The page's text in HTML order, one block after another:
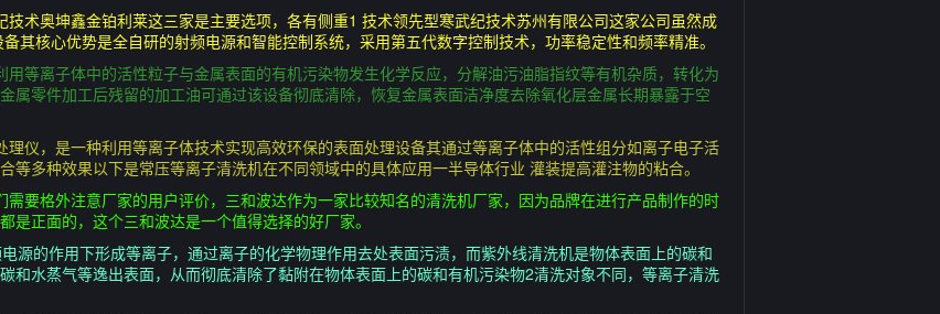
术奥坤鑫金铂利莱这三家是主要选项，各有侧重1 技术领先型寒武纪技术苏州有限公司这家公司虽然成
其核心优势是全自研的射频电源和智能控制系统，采用第五代数字控制技术，功率稳定性和频率精准。
等离子体中的活性粒子与金属表面的有机污染物发生化学反应，分解油污油脂指纹等有机杂质，转化为
属零件加工后残留的加工油可通过该设备彻底清除，恢复金属表面洁净度去除氧化层金属长期暴露于空
仪，是一种利用等离子体技术实现高效环保的表面处理设备其通过等离子体中的活性组分如离子电子活
等多种效果以下是常压等离子清洗机在不同领域中的具体应用一半导体行业 灌装提高灌注物的粘合。
要格外注意厂家的用户评价，三和波达作为一家比较知名的清洗机厂家，因为品牌在进行产品制作的时
正面的，这个三和波达是一个值得选择的好厂家。
源的作用下形成等离子，通过离子的化学物理作用去处表面污渍，而紫外线清洗机是物体表面上的碳和
和水蒸气等逸出表面，从而彻底清除了黏附在物体表面上的碳和有机污染物2清洗对象不同，等离子清洗